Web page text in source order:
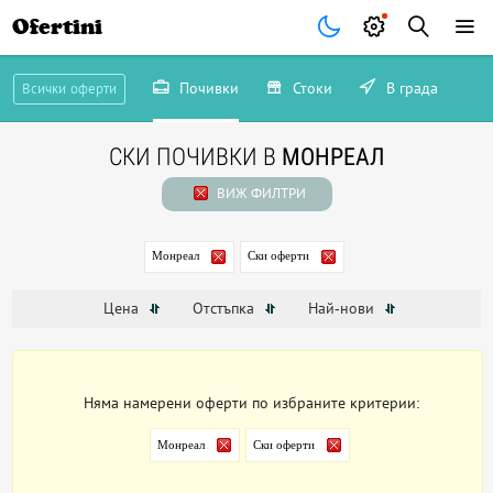
Ofertini
Всички оферти Почивки Стоки В града
СКИ ПОЧИВКИ В МОНРЕАЛ
ВИЖ ФИЛТРИ
Монреал Ски оферти
Цена Отстъпка Най-нови
Няма намерени оферти по избраните критерии:
Монреал Ски оферти